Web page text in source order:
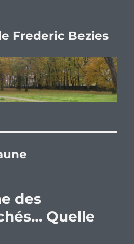
Frederic Bezies
des
Quelle